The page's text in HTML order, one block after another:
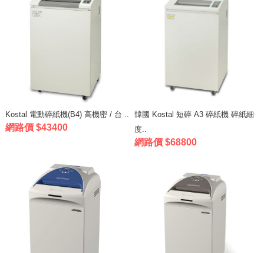
Kostal 電動碎紙機(B4) 高機密 / 台 ..
網路價 $43400
韓國 Kostal 短碎 A3 碎紙機 碎紙細
度..
網路價 $68800